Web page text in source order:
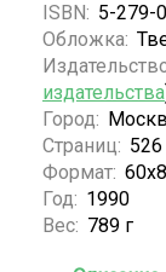
ISBN: 5-279-
Обложка:
издательства
Город:
Страниц: 526
Формат:
Год: 1990
Вес: 789 г